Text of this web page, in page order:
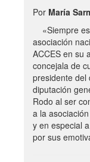
Por María
«Siempre
asociación
ACCES en su
concejala de
presidente del
diputación
Rodo al ser
a la
y en especial
por sus